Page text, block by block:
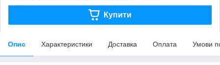
Купити
Опис Характеристики Доставка Оплата Умови